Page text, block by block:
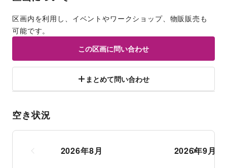
区画内を利用し、イベントやワークショップ、物販販売も
可能です。
この区画に問い合わせ
まとめて問い合わせ
空き状況
2026年8月 2026年9月